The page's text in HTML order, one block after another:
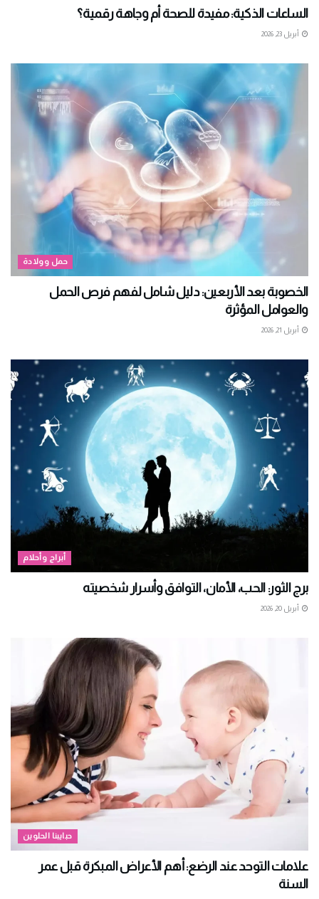
الساعات الذكية: مفيدة للصحة أم وجاهة رقمية؟
أبريل 23, 2026
حمل وولادة
الخصوبة بعد الأربعين: دليل شامل لفهم فرص الحمل
والعوامل المؤثرة
أبريل 21, 2026
أبراج وأحلام
برج الثور: الحب، الأمان، التوافق وأسرار شخصيته
أبريل 20, 2026
حبايبنا الحلوين
علامات التوحد عند الرضع: أهم الأعراض المبكرة قبل عمر
السنة